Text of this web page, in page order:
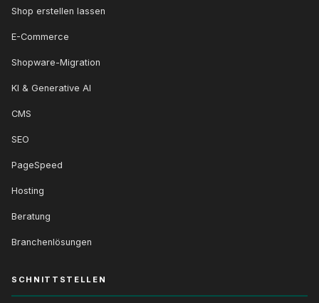
Shop erstellen lassen
E-Commerce
Shopware-Migration
KI & Generative AI
CMS
SEO
PageSpeed
Hosting
Beratung
Branchenlösungen
SCHNITTSTELLEN